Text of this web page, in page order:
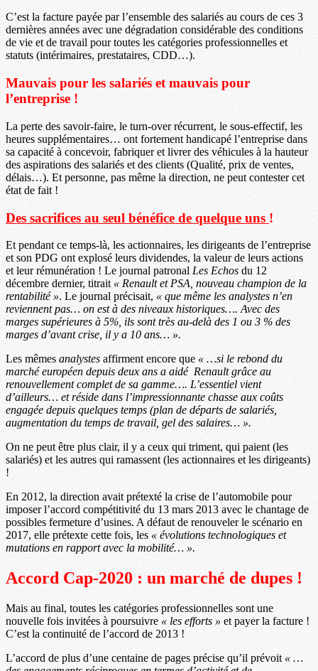
C’est la facture payée par l’ensemble des salariés au cours de ces 3
dernières années avec une dégradation considérable des conditions
de vie et de travail pour toutes les catégories professionnelles et
statuts (intérimaires, prestataires, CDD…).
Mauvais pour les salariés et mauvais pour
l’entreprise !
La perte des savoir-faire, le turn-over récurrent, le sous-effectif, les
heures supplémentaires… ont fortement handicapé l’entreprise dans
sa capacité à concevoir, fabriquer et livrer des véhicules à la hauteur
des aspirations des salariés et des clients (Qualité, prix de ventes,
délais…). Et personne, pas même la direction, ne peut contester cet
état de fait !
Des sacrifices au seul bénéfice de quelque uns !
Et pendant ce temps-là, les actionnaires, les dirigeants de l’entreprise
et son PDG ont explosé leurs dividendes, la valeur de leurs actions
et leur rémunération ! Le journal patronal Les Echos du 12
décembre dernier, titrait « Renault et PSA, nouveau champion de la
rentabilité ». Le journal précisait, « que même les analystes n’en
reviennent pas… on est à des niveaux historiques…. Avec des
marges supérieures à 5%, ils sont très au-delà des 1 ou 3 % des
marges d’avant crise, il y a 10 ans… ».
Les mêmes analystes affirment encore que « …si le rebond du
marché européen depuis deux ans a aidé Renault grâce au
renouvellement complet de sa gamme…. L’essentiel vient
d’ailleurs… et réside dans l’impressionnante chasse aux coûts
engagée depuis quelques temps (plan de départs de salariés,
augmentation du temps de travail, gel des salaires… ».
On ne peut être plus clair, il y a ceux qui triment, qui paient (les
salariés) et les autres qui ramassent (les actionnaires et les dirigeants)
!
En 2012, la direction avait prétexté la crise de l’automobile pour
imposer l’accord compétitivité du 13 mars 2013 avec le chantage de
possibles fermeture d’usines. A défaut de renouveler le scénario en
2017, elle prétexte cette fois, les « évolutions technologiques et
mutations en rapport avec la mobilité… ».
Accord Cap-2020 : un marché de dupes !
Mais au final, toutes les catégories professionnelles sont une
nouvelle fois invitées à poursuivre « les efforts » et payer la facture !
C’est la continuité de l’accord de 2013 !
L’accord de plus d’une centaine de pages précise qu’il prévoit« …